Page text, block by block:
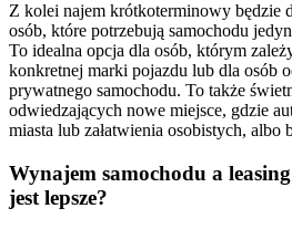
Z kolei najem krótkoterminowy będzie
osób, które potrzebują samochodu
To idealna opcja dla osób, którym
konkretnej marki pojazdu lub dla osób
prywatnego samochodu. To także
odwiedzających nowe miejsce, gdzie
miasta lub załatwienia osobistych, albo
Wynajem samochodu a
jest lepsze?